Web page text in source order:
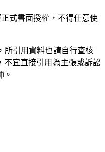
式書面授權，不得任意使
所引用資料也請自行查核
不宜直接引用為主張或訴訟
。